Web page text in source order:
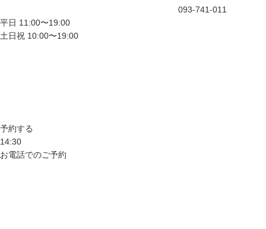
093-741-011
平日 11:00〜19:00
土日祝 10:00〜19:00
予約する
14:30
お電話でのご予約